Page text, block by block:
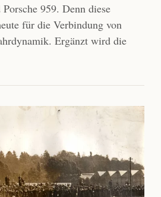
959. Denn diese
für die Verbindung von
Ergänzt wird die